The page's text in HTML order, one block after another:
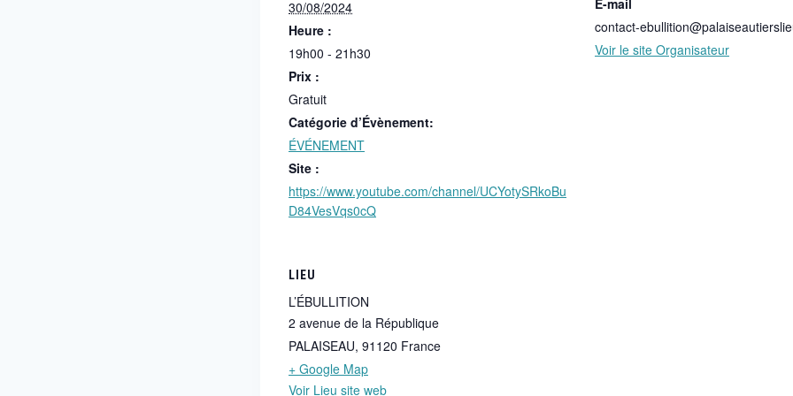
30/08/2024
Heure :
19h00 - 21h30
Prix :
Gratuit
Catégorie d’Évènement:
ÉVÉNEMENT
Site :
https://www.youtube.com/channel/UCYotySRkoBu
D84VesVqs0cQ
contact-
Voir le site Organisateur
LIEU
L’ÉBULLITION
2 avenue de la République
PALAISEAU, 91120 France
+ Google Map
Voir Lieu site web